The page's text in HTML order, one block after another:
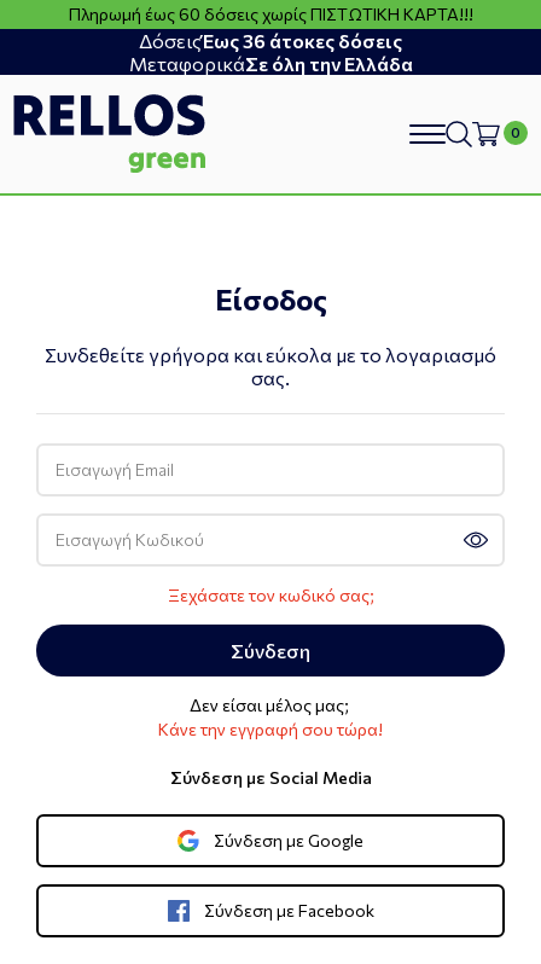
Πληρωμή έως 60 δόσεις χωρίς ΠΙΣΤΩΤΙΚΗ ΚΑΡΤΑ!!!
ΔόσειςΈως 36 άτοκες δόσεις
ΜεταφορικάΣε όλη την Ελλάδα
search
Είσοδος
Συνδεθείτε γρήγορα και εύκολα με το λογαριασμό
σας.
Ξεχάσατε τον κωδικό σας;
Σύνδεση
Δεν είσαι μέλος μας;
Κάνε την εγγραφή σου τώρα!
Σύνδεση με Social Media
Σύνδεση με Google
Σύνδεση με Facebook